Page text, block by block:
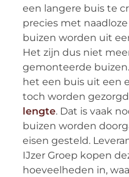
een langere buis te
precies met
buizen worden uit
Het zijn dus niet
gemonteerde
het een buis uit een
toch worden
lengte. Dat is vaak
buizen worden
eisen gesteld.
IJzer Groep kopen
hoeveelheden in,